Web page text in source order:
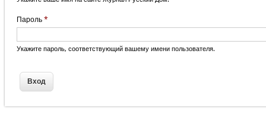
Пароль *
Укажите пароль, соответствующий вашему имени пользователя.